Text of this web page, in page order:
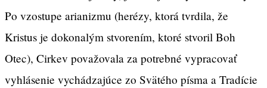
Po vzostupe arianizmu (herézy, ktorá tvrdila, že
Kristus je dokonalým stvorením, ktoré stvoril Boh
Otec), Cirkev považovala za potrebné vypracovať
vyhlásenie vychádzajúce zo Svätého písma a Tradície